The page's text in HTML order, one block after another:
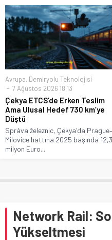
Avrupa, Demiryolu Teknolojisi
7 Ağustos 2026 18:13
Çekya ETCS’de Erken Teslim
Ama Ulusal Hedef 730 km’ye
Düştü
Správa železnic, Çekya'da Prague–
Milovice hattına 2025 başında 12,3
milyon Euro...
Network Rail:
Yükseltmesi